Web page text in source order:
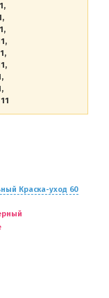
Краска-уход 60